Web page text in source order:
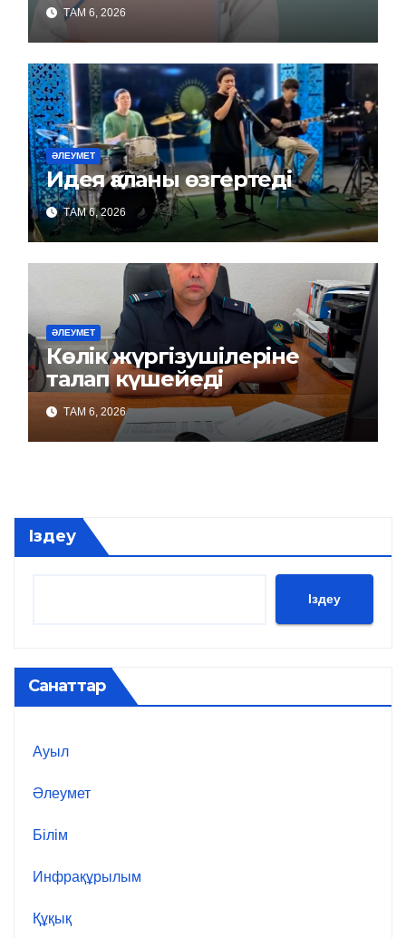
ТАМ 6, 2026
ӘЛЕУМЕТ
Идея қаланы өзгертеді
ТАМ 6, 2026
ӘЛЕУМЕТ
Көлік жүргізушілеріне
талап күшейеді
ТАМ 6, 2026
Іздеу
Іздеу
Санаттар
Ауыл
Әлеумет
Білім
Инфрақұрылым
Құқық